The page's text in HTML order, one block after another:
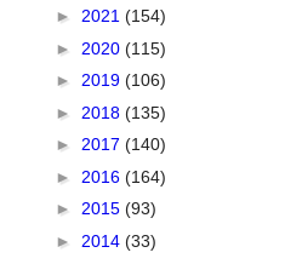
► 2021(154)
► 2020(115)
► 2019(106)
► 2018(135)
► 2017(140)
► 2016(164)
► 2015(93)
► 2014(33)